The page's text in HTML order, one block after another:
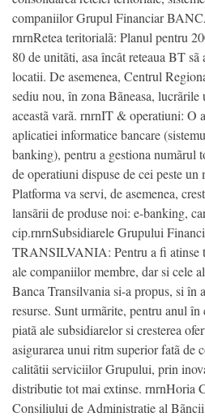
companiilor Grupul Financiar
rnrnRetea teritorialã: Planul pentru
80 de unitãti, asa încât reteaua BT sã
locatii. De asemenea, Centrul
sediu nou, în zona Bãneasa,
aceastã varã. rnrnIT & operatiuni: O
aplicatiei informatice bancare
banking), pentru a gestiona numãrul
de operatiuni dispuse de cei peste
Platforma va servi, de asemenea,
lansãrii de produse noi: e-banking,
cip.rnrnSubsidiarele Grupului
TRANSILVANIA: Pentru a fi atinse
ale companiilor membre, dar si cele
Banca Transilvania si-a propus, si în
resurse. Sunt urmãrite, pentru anul
piatã ale subsidiarelor si cresterea
asigurarea unui ritm superior fatã de
calitãtii serviciilor Grupului, prin
distributie tot mai extinse. rnrnHoria
Consiliului de Administratie al